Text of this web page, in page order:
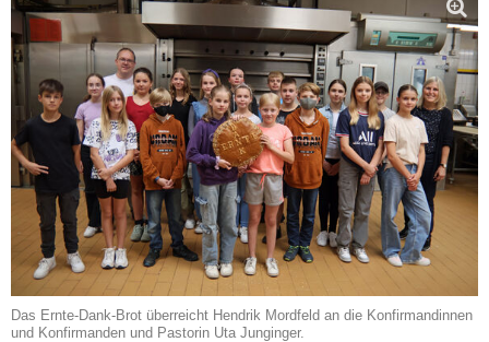
Das Ernte-Dank-Brot überreicht Hendrik Mordfeld an die Konfirmandinnen
und Konfirmanden und Pastorin Uta Junginger.